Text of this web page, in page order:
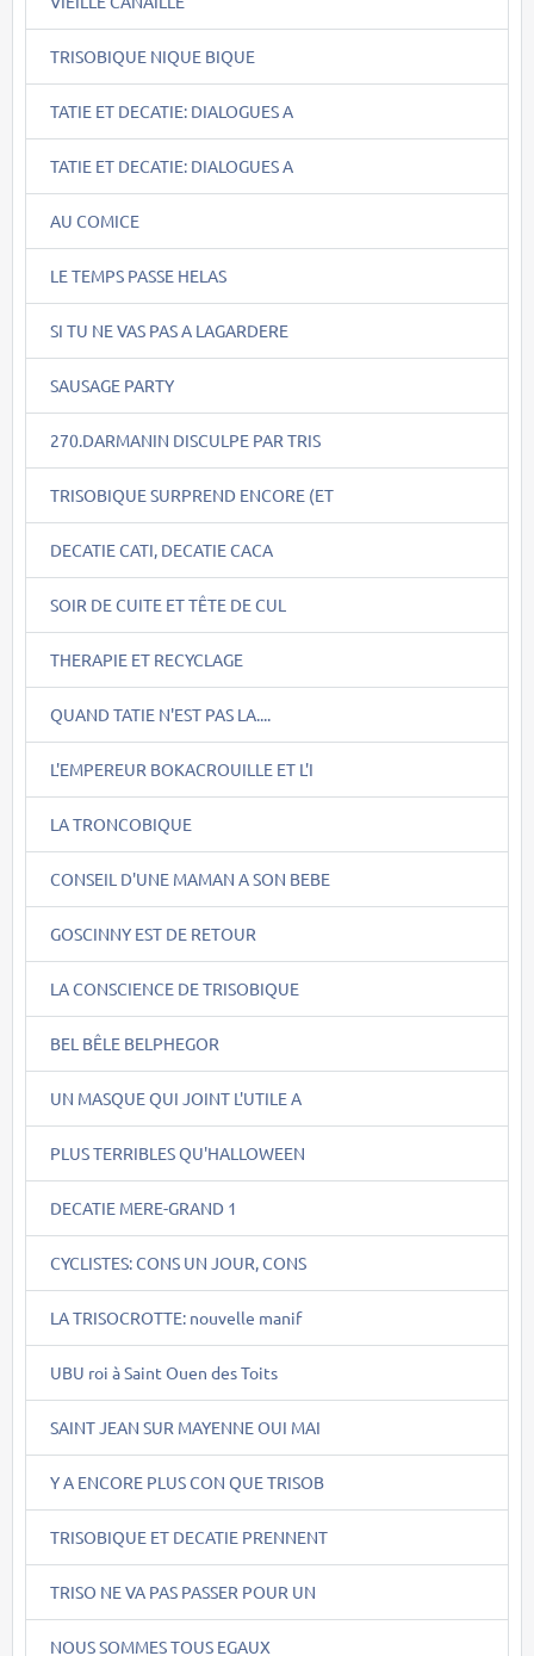
TRISOBIQUE NIQUE BIQUE
TATIE ET DECATIE: DIALOGUES A
TATIE ET DECATIE: DIALOGUES A
AU COMICE
LE TEMPS PASSE HELAS
SI TU NE VAS PAS A LAGARDERE
SAUSAGE PARTY
270.DARMANIN DISCULPE PAR TRIS
TRISOBIQUE SURPREND ENCORE (ET
DECATIE CATI, DECATIE CACA
SOIR DE CUITE ET TÊTE DE CUL
THERAPIE ET RECYCLAGE
QUAND TATIE N'EST PAS LA....
L'EMPEREUR BOKACROUILLE ET L'I
LA TRONCOBIQUE
CONSEIL D'UNE MAMAN A SON BEBE
GOSCINNY EST DE RETOUR
LA CONSCIENCE DE TRISOBIQUE
BEL BÊLE BELPHEGOR
UN MASQUE QUI JOINT L'UTILE A
PLUS TERRIBLES QU'HALLOWEEN
DECATIE MERE-GRAND 1
CYCLISTES: CONS UN JOUR, CONS
LA TRISOCROTTE: nouvelle manif
UBU roi à Saint Ouen des Toits
SAINT JEAN SUR MAYENNE OUI MAI
Y A ENCORE PLUS CON QUE TRISOB
TRISOBIQUE ET DECATIE PRENNENT
TRISO NE VA PAS PASSER POUR UN
NOUS SOMMES TOUS EGAUX